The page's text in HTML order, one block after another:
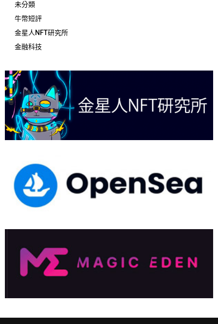
未分類
牛幣短評
金星人NFT研究所
金融科技